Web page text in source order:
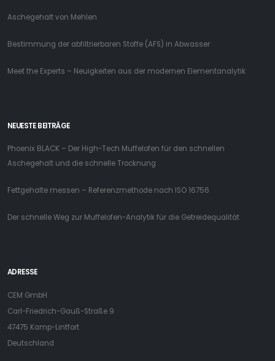
Aschegehalt von Mehlen
Bestimmung der abfiltrierbaren Stoffe (AFS) in Abwasser
Meet the Experts – Neuigkeiten aus der modernen Elementanalytik
NEUESTE BEITRÄGE
Phoenix BLACK – Der High-Tech Muffelofen für den schnellen
Aschegehalt und die schnelle Trocknung
Fettgehalte messen – Referenzmethode nach ISO 16756
Der schnelle Weg zur Muffelofen-Analytik für die Getreidequalität
ADRESSE
CEM GmbH
Carl-Friedrich-Gauß-Straße 9
47475 Kamp-Lintfort
Deutschland